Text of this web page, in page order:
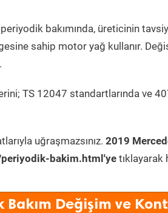
periyodik bakımında, üreticinin
sahip motor yağ kullanır.
TS 12047 standartlarında ve
uğraşmazsınız. 2019
bakim.html'yetıklayarak
Değişim ve